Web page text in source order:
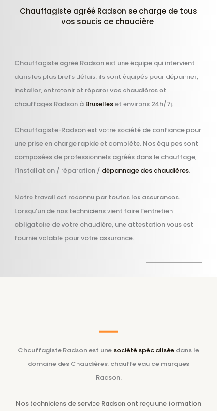
Chauffagiste agréé Radson se charge de tous
vos soucis de chaudière!
Chauffagiste agréé Radson est une équipe qui intervient
dans les plus brefs délais. ils sont équipés pour dépanner,
installer, entretenir et réparer vos chaudières et
chauffages Radson à Bruxelleset environs 24h/7j.
Chauffagiste-Radson est votre société de confiance pour
une prise en charge rapide et complète. Nos équipes sont
composées de professionnels agréés dans le chauffage,
l’installation / réparation / dépannage des chaudières.
Notre travail est reconnu par toutes les assurances.
Lorsqu’un de nos techniciens vient faire l’entretien
obligatoire de votre chaudière, une attestation vous est
fournie valable pour votre assurance.
Chauffagiste Radson est une société spécialisée dans le
domaine des Chaudières, chauffe eau de marques
Radson.
Nos techniciens de service Radson ont reçu une formation